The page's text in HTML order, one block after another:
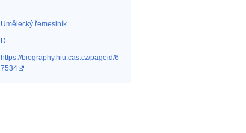
Umělecký řemeslník‎
D
https://biography.hiu.cas.cz/pageid/6
7534